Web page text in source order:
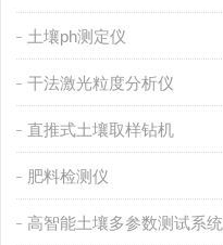
土壤ph测定仪
干法激光粒度分析仪
直推式土壤取样钻机
肥料检测仪
高智能土壤多参数测试系统